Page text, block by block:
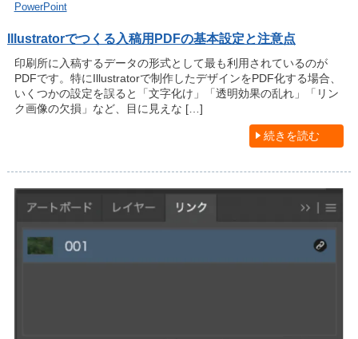
PowerPoint
Illustratorでつくる入稿用PDFの基本設定と注意点
印刷所に入稿するデータの形式として最も利用されているのが
PDFです。特にIllustratorで制作したデザインをPDF化する場合、
いくつかの設定を誤ると「文字化け」「透明効果の乱れ」「リン
ク画像の欠損」など、目に見えな […]
続きを読む